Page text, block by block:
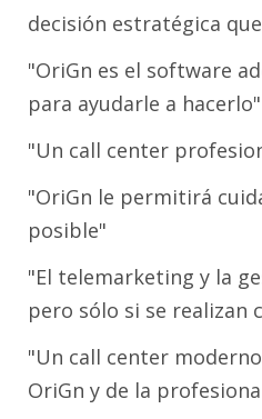
decisión estratégica
"OriGn es el software
para ayudarle a hacerlo"
"Un call center
"OriGn le permitirá
posible"
"El telemarketing y la
pero sólo si se
"Un call center
OriGn y de la